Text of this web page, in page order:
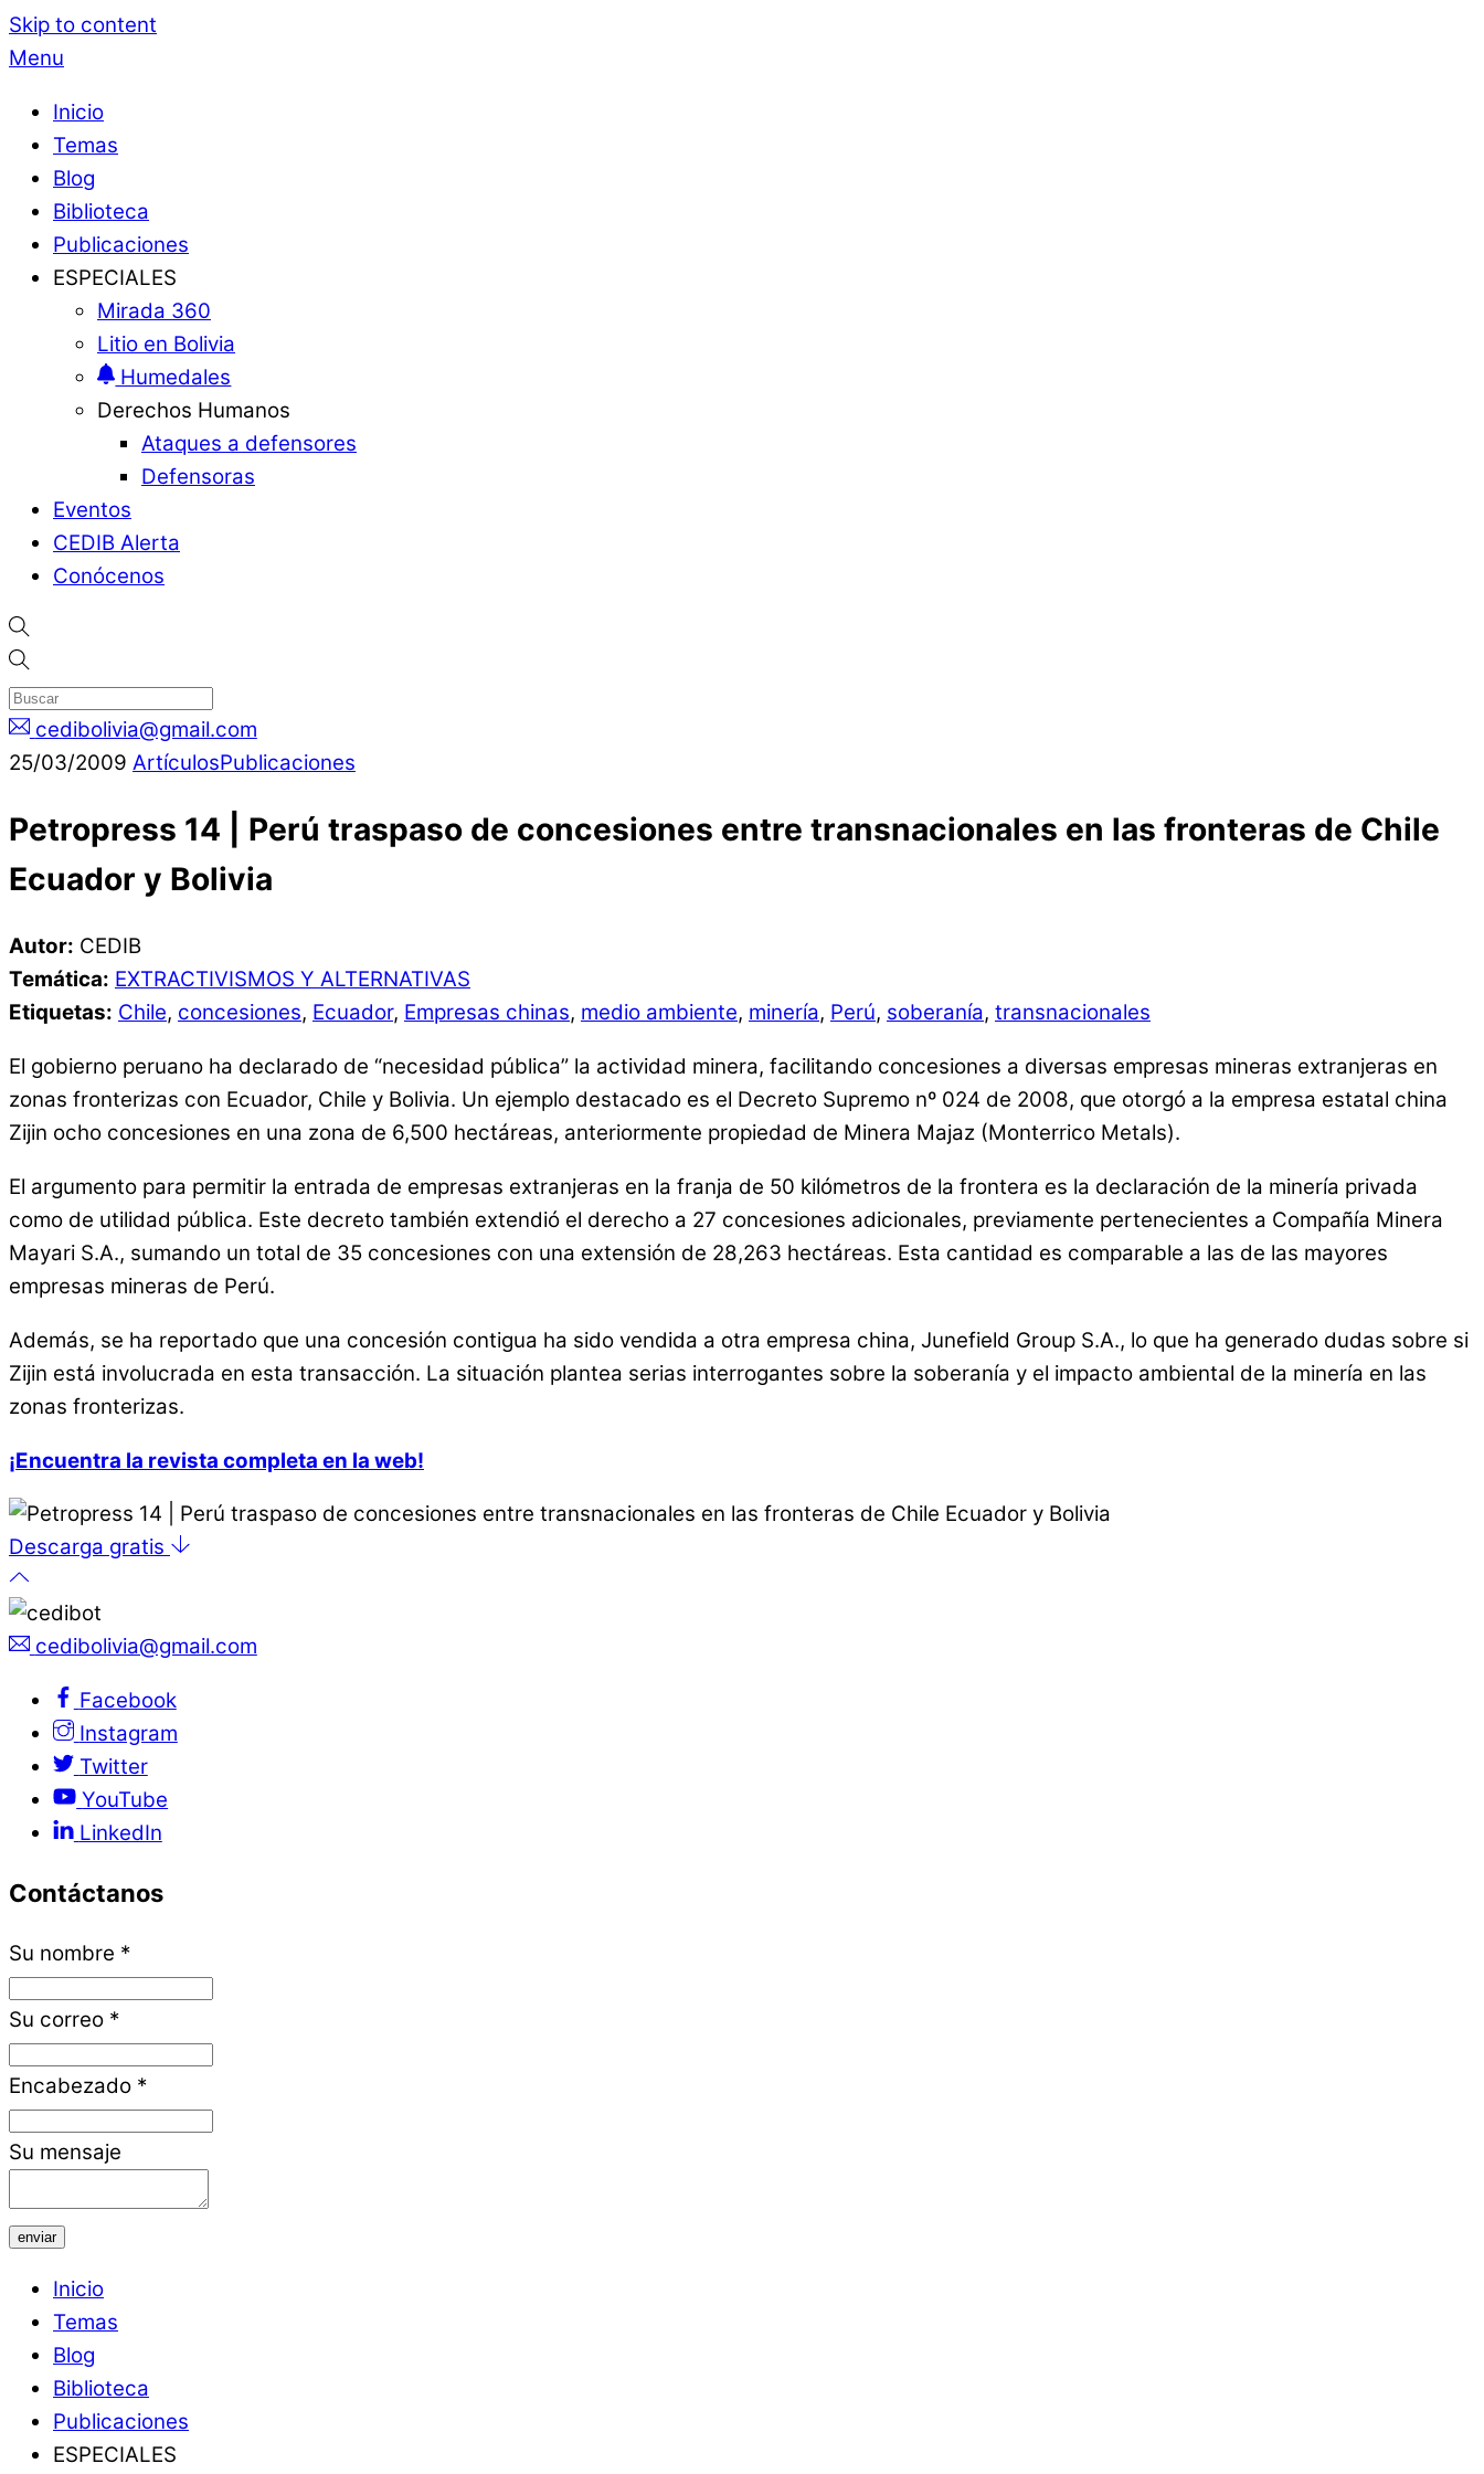
Skip to content
Menu
Inicio
Temas
Blog
Biblioteca
Publicaciones
ESPECIALES
Mirada 360
Litio en Bolivia
Humedales
Derechos Humanos
Ataques a defensores
Defensoras
Eventos
CEDIB Alerta
Conócenos
cedibolivia@gmail.com
25/03/2009 ArtículosPublicaciones
Petropress 14 | Perú traspaso de concesiones entre transnacionales en las fronteras de Chile
Ecuador y Bolivia
Autor: CEDIB
Temática: EXTRACTIVISMOS Y ALTERNATIVAS
Etiquetas: Chile, concesiones, Ecuador, Empresas chinas, medio ambiente, minería, Perú, soberanía, transnacionales
El gobierno peruano ha declarado de “necesidad pública” la actividad minera, facilitando concesiones a diversas empresas mineras extranjeras en
zonas fronterizas con Ecuador, Chile y Bolivia. Un ejemplo destacado es el Decreto Supremo nº 024 de 2008, que otorgó a la empresa estatal china
Zijin ocho concesiones en una zona de 6,500 hectáreas, anteriormente propiedad de Minera Majaz (Monterrico Metals).
El argumento para permitir la entrada de empresas extranjeras en la franja de 50 kilómetros de la frontera es la declaración de la minería privada
como de utilidad pública. Este decreto también extendió el derecho a 27 concesiones adicionales, previamente pertenecientes a Compañía Minera
Mayari S.A., sumando un total de 35 concesiones con una extensión de 28,263 hectáreas. Esta cantidad es comparable a las de las mayores
empresas mineras de Perú.
Además, se ha reportado que una concesión contigua ha sido vendida a otra empresa china, Junefield Group S.A., lo que ha generado dudas sobre si
Zijin está involucrada en esta transacción. La situación plantea serias interrogantes sobre la soberanía y el impacto ambiental de la minería en las
zonas fronterizas.
¡Encuentra la revista completa en la web!
Descarga gratis
cedibolivia@gmail.com
Facebook
Instagram
Twitter
YouTube
LinkedIn
Contáctanos
Su nombre *
Su correo *
Encabezado *
Su mensaje
enviar
Inicio
Temas
Blog
Biblioteca
Publicaciones
ESPECIALES